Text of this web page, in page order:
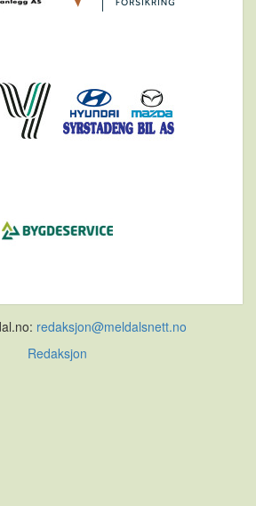
redaksjon@meldalsnett.no
Redaksjon